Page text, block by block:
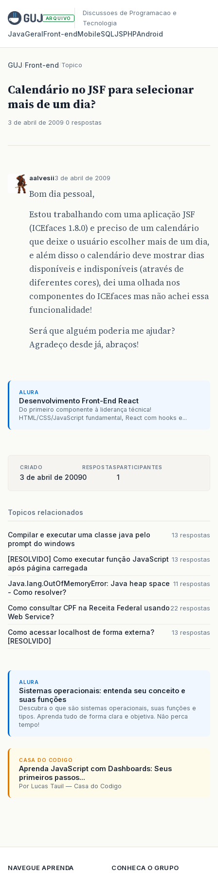
ARQUIVO
Discussoes de Programacao e
Tecnologia
JavaGeralFront‑endMobileSQLJSPHPAndroid
GUJ/Front-end/Topico
Calendário no JSF para selecionar
mais de um dia?
3 de abril de 2009 0 respostas
aalvesii3 de abril de 2009
Bom dia pessoal,
Estou trabalhando com uma aplicação JSF
(ICEfaces 1.8.0) e preciso de um calendário
que deixe o usuário escolher mais de um dia,
e além disso o calendário deve mostrar dias
disponíveis e indisponíveis (através de
diferentes cores), dei uma olhada nos
componentes do ICEfaces mas não achei essa
funcionalidade!
Será que alguém poderia me ajudar?
Agradeço desde já, abraços!
ALURA
Desenvolvimento Front-End React
Do primeiro componente à liderança técnica!
HTML/CSS/JavaScript fundamental, React com hooks e...
CRIADO
3 de abril de 2009
RESPOSTAS
0
PARTICIPANTES
1
Topicos relacionados
Compilar e executar uma classe java pelo
prompt do windows
13 respostas
[RESOLVIDO] Como executar função JavaScript
após página carregada
13 respostas
Java.lang.OutOfMemoryError: Java heap space
- Como resolver?
11 respostas
Como consultar CPF na Receita Federal usando
Web Service?
22 respostas
Como acessar localhost de forma externa?
[RESOLVIDO]
13 respostas
ALURA
Sistemas operacionais: entenda seu conceito e
suas funções
Descubra o que são sistemas operacionais, suas funções e
tipos. Aprenda tudo de forma clara e objetiva. Não perca
tempo!
CASA DO CODIGO
Aprenda JavaScript com Dashboards: Seus
primeiros passos...
Por Lucas Tauil — Casa do Codigo
NAVEGUE APRENDA CONHECA O GRUPO